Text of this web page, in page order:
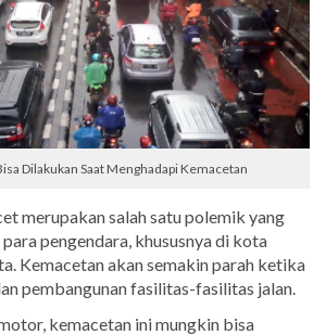
Dilakukan Saat Menghadapi Kemacetan
merupakan salah satu polemik yang
pengendara, khususnya di kota
Kemacetan akan semakin parah ketika
pembangunan fasilitas-fasilitas jalan.
kemacetan ini mungkin bisa